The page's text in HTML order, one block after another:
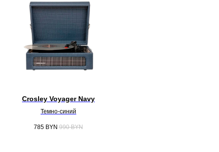
Crosley Voyager Navy
Темно-синий
785 BYN 990 BYN